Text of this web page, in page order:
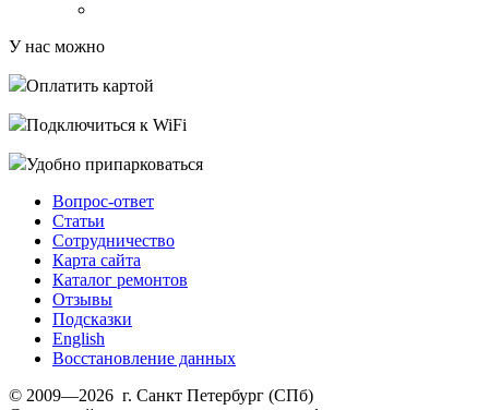
У нас можно
Оплатить картой
Подключиться к WiFi
Удобно припарковаться
Вопрос-ответ
Статьи
Сотрудничество
Карта сайта
Каталог ремонтов
Отзывы
Подсказки
English
Восстановление данных
© 2009—2026 г. Санкт Петербург (СПб)